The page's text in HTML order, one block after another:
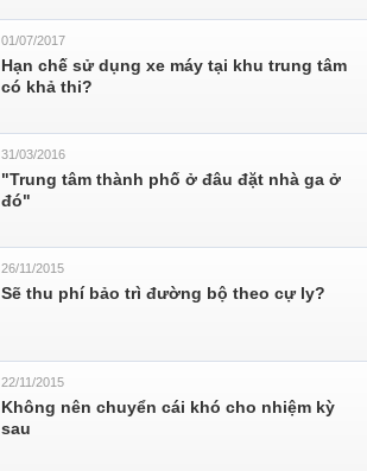
01/07/2017
Hạn chế sử dụng xe máy tại khu trung tâm
có khả thi?
31/03/2016
"Trung tâm thành phố ở đâu đặt nhà ga ở
đó"
26/11/2015
Sẽ thu phí bảo trì đường bộ theo cự ly?
22/11/2015
Không nên chuyển cái khó cho nhiệm kỳ
sau